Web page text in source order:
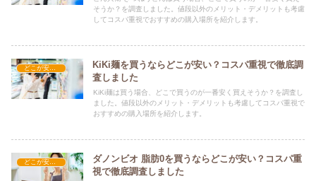
そうか？を調査しました。値段以外のメリット・デメリットも考慮
してコスパ重視でおすすめの購入場所を紹介します。
どこが安い？-食品・食材
KiKi麺を買うならどこが安い？コスパ重視で徹底調
査しました
KiKi麺は買う場合、どこで買うのが一番安く買えそうか？を調査し
ました。値段以外のメリット・デメリットも考慮してコスパ重視で
おすすめの購入場所を紹介します。
どこが安い？-食品・食材
ダノンビオ 脂肪0を買うならどこが安い？コスパ重
視で徹底調査しました